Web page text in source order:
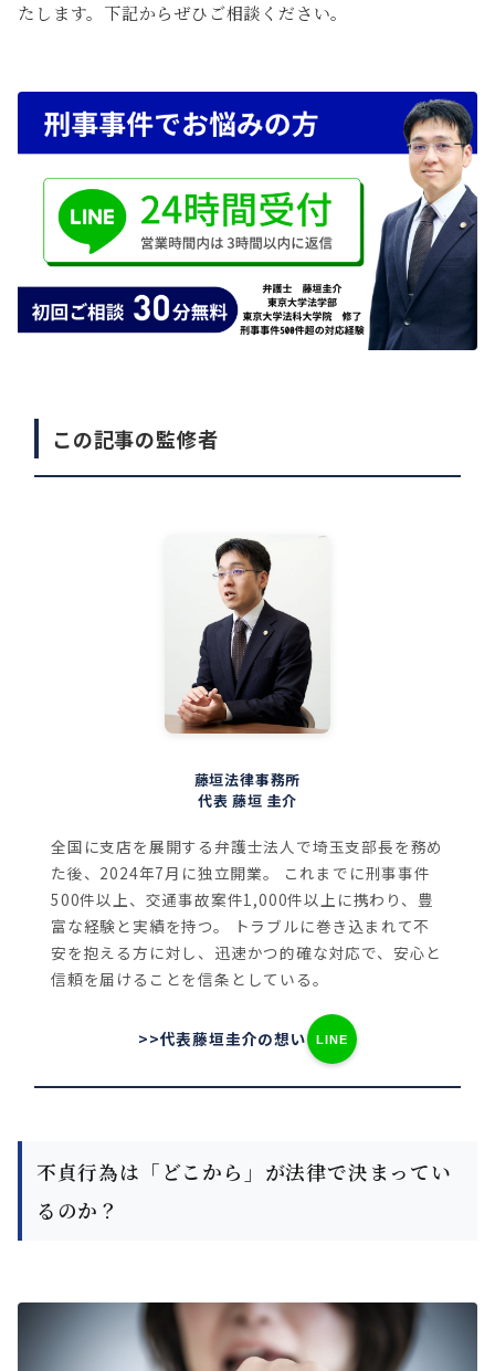
たします。下記からぜひご相談ください。
この記事の監修者
藤垣法律事務所
代表 藤垣 圭介
全国に支店を展開する弁護士法人で埼玉支部長を務め
た後、2024年7月に独立開業。
これまでに刑事事件
500件以上、交通事故案件1,000件以上に携わり、豊
富な経験と実績を持つ。
トラブルに巻き込まれて不
安を抱える方に対し、迅速かつ的確な対応で、安心と
信頼を届けることを信条としている。
>>代表藤垣圭介の想い LINE
不貞行為は「どこから」が法律で決まってい
るのか？